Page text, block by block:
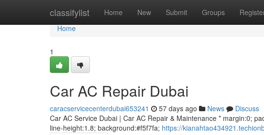
classifylist Home New Submit Groups
Home
Home
1
Car AC Repair Dubai
caracservicecenterdubai653241 57 days ago News
Discuss
Car AC Service Dubai | Car AC Repair & Maintenance * margin:0;
line-height:1.8; background:#f5f7fa; https://